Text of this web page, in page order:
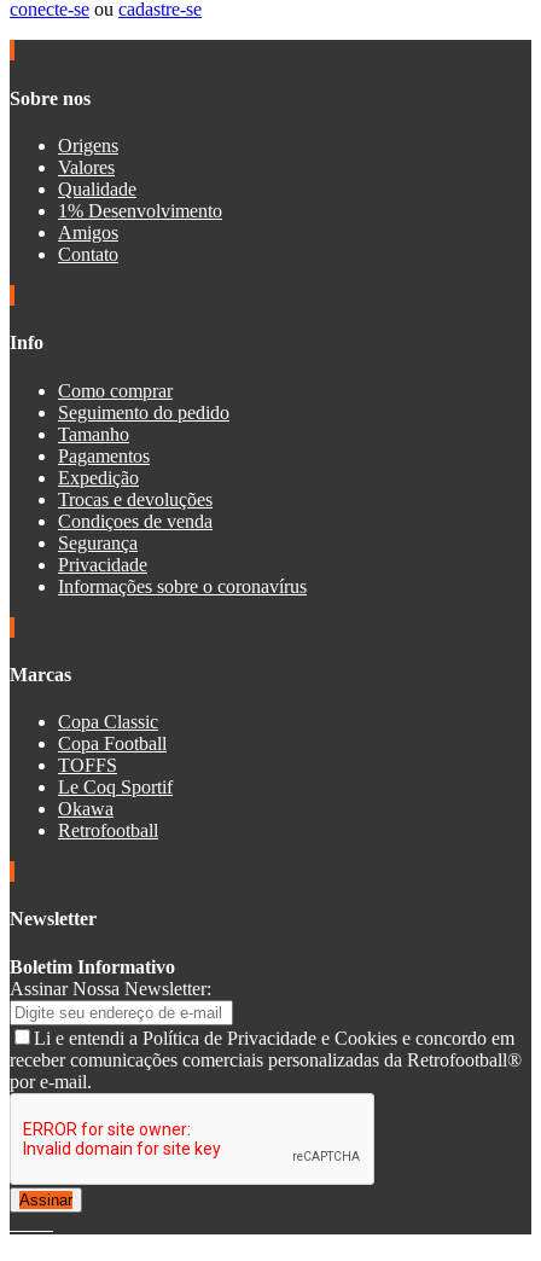
conecte-se ou cadastre-se
Sobre nos
Origens
Valores
Qualidade
1% Desenvolvimento
Amigos
Contato
Info
Como comprar
Seguimento do pedido
Tamanho
Pagamentos
Expedição
Trocas e devoluções
Condiçoes de venda
Segurança
Privacidade
Informações sobre o coronavírus
Marcas
Copa Classic
Copa Football
TOFFS
Le Coq Sportif
Okawa
Retrofootball
Newsletter
Boletim Informativo
Assinar Nossa Newsletter:
Li e entendi a Política de Privacidade e Cookies e concordo em
receber comunicações comerciais personalizadas da Retrofootball®
por e-mail.
Assinar